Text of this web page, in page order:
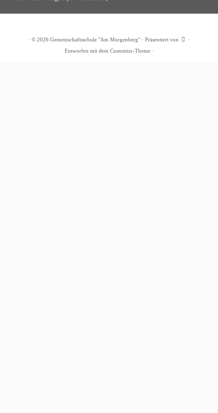
· © 2026 Gemeinschaftsschule "Am Morgenberg"· Präsentiert von
·
Entworfen mit dem Customizr-Theme·